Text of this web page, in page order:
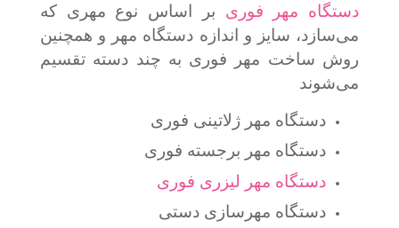
دستگاه مهر فوری بر اساس نوع مهری که
می‌سازد، سایز و اندازه دستگاه مهر و همچنین
روش ساخت مهر فوری به چند دسته تقسیم
می‌شوند
دستگاه مهر ژلاتینی فوری
دستگاه مهر برجسته فوری
دستگاه مهر لیزری فوری
دستگاه مهرسازی دستی